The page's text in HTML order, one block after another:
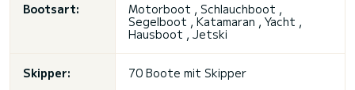
Bootsart:
Motorboot , Schlauchboot ,
Segelboot , Katamaran , Yacht ,
Hausboot , Jetski
Skipper: 70 Boote mit Skipper